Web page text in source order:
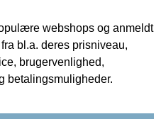
webshops og anmeldt
bl.a. deres prisniveau,
brugervenlighed,
betalingsmuligheder.